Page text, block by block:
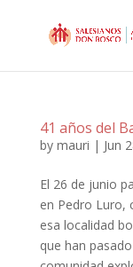
41 años del
by mauri | Jun
El 26 de junio
en Pedro Luro,
esa localidad
que han